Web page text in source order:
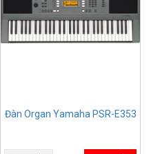
Đàn Organ Yamaha PSR-E353